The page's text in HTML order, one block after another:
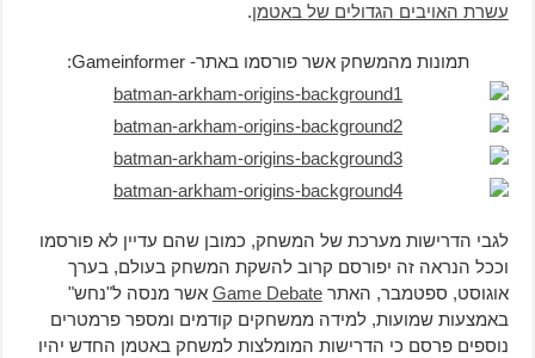
עשרת האויבים הגדולים של באטמן.
תמונות מהמשחק אשר פורסמו באתר- Gameinformer:
לגבי הדרישות מערכת של המשחק, כמובן שהם עדיין לא פורסמו
וככל הנראה זה יפורסם קרוב להשקת המשחק בעולם, בערך
אוגוסט, ספטמבר, האתר Game Debateאשר מנסה ל"נחש"
באמצעות שמועות, למידה ממשחקים קודמים ומספר פרמטרים
נוספים פרסם כי הדרישות המומלצות למשחק באטמן החדש יהיו